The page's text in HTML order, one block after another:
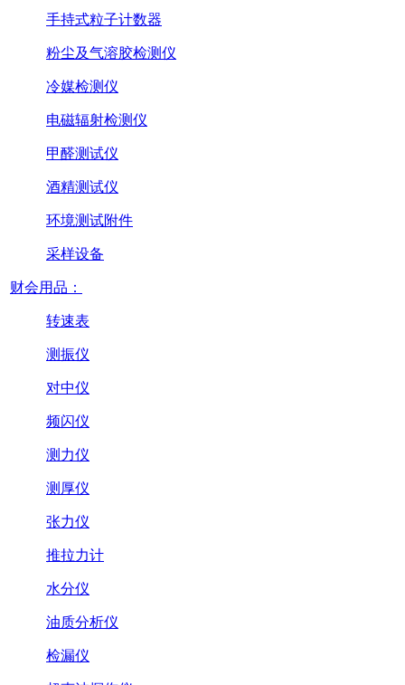
手持式粒子计数器
粉尘及气溶胶检测仪
冷媒检测仪
电磁辐射检测仪
甲醛测试仪
酒精测试仪
环境测试附件
采样设备
财会用品：
转速表
测振仪
对中仪
频闪仪
测力仪
测厚仪
张力仪
推拉力计
水分仪
油质分析仪
检漏仪